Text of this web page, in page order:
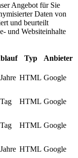
Angebot für Sie
Daten von
und beurteilt
und Websiteinhalte
Typ Anbieter
HTML Google
HTML Google
HTML Google
HTML Google